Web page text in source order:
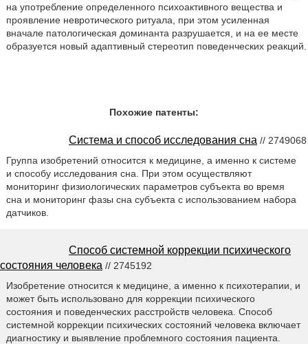
на употребление определенного психоактивного вещества и
проявление невротического ритуала, при этом усиленная
вначале патологическая доминанта разрушается, и на ее месте
образуется новый адаптивный стереотип поведенческих реакций.
Похожие патенты:
Система и способ исследования сна // 2749068
Группа изобретений относится к медицине, а именно к системе
и способу исследования сна. При этом осуществляют
мониторинг физиологических параметров субъекта во время
сна и мониторинг фазы сна субъекта с использованием набора
датчиков.
Способ системной коррекции психического
состояния человека // 2745192
Изобретение относится к медицине, а именно к психотерапии, и
может быть использовано для коррекции психического
состояния и поведенческих расстройств человека. Способ
системной коррекции психических состояний человека включает
диагностику и выявление проблемного состояния пациента.